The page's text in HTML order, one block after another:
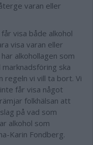
varan eller
visa både alkohol
visa varan eller
alkohollagen som
ska
regeln vi vill ta bort. Vi
får visa något
folkhälsan att
på vad som
alkohol som
Karin Fondberg.